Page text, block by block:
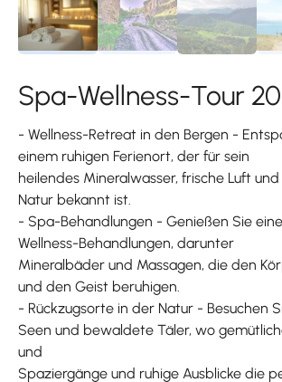
Spa-Wellness-Tour
- Wellness-Retreat in den Bergen -
einem ruhigen Ferienort, der für sein
heilendes Mineralwasser, frische Luft
Natur bekannt ist.
- Spa-Behandlungen - Genießen Sie
Wellness-Behandlungen, darunter
Mineralbäder und Massagen, die den
und den Geist beruhigen.
- Rückzugsorte in der Natur - Besuchen
Seen und bewaldete Täler, wo
und
Spaziergänge und ruhige Ausblicke die